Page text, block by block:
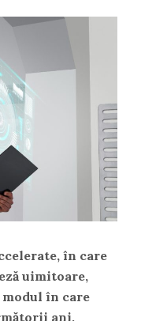
în care
uimitoare,
în care
ani,